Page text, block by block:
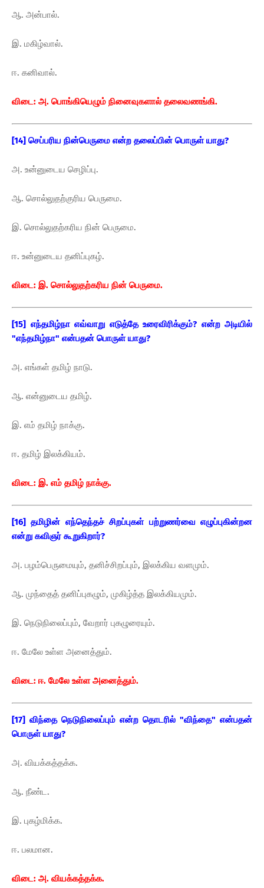
ஆ. அன்பால்.
இ. மகிழ்வால்.
ஈ. கனிவால்.
விடை: அ. பொங்கியெழும் நினைவுகளால் தலைவணங்கி.
[14] செப்பரிய நின்பெருமை என்ற தலைப்பின் பொருள் யாது?
அ. உன்னுடைய செழிப்பு.
ஆ. சொல்லுதற்குரிய பெருமை.
இ. சொல்லுதற்கரிய நின் பெருமை.
ஈ. உன்னுடைய தனிப்புகழ்.
விடை: இ. சொல்லுதற்கரிய நின் பெருமை.
[15] எந்தமிழ்நா எவ்வாறு எடுத்தே உரைவிரிக்கும்? என்ற அடியில்
"எந்தமிழ்நா" என்பதன் பொருள் யாது?
அ. எங்கள் தமிழ் நாடு.
ஆ. என்னுடைய தமிழ்.
இ. எம் தமிழ் நாக்கு.
ஈ. தமிழ் இலக்கியம்.
விடை: இ. எம் தமிழ் நாக்கு.
[16] தமிழின் எந்தெந்தச் சிறப்புகள் பற்றுணர்வை எழுப்புகின்றன
என்று கவிஞர் கூறுகிறார்?
அ. பழம்பெருமையும், தனிச்சிறப்பும், இலக்கிய வளமும்.
ஆ. முந்தைத் தனிப்புகழும், முகிழ்த்த இலக்கியமும்.
இ. நெடுநிலைப்பும், வேறார் புகழுரையும்.
ஈ. மேலே உள்ள அனைத்தும்.
விடை: ஈ. மேலே உள்ள அனைத்தும்.
[17] விந்தை நெடுநிலைப்பும் என்ற தொடரில் "விந்தை" என்பதன்
பொருள் யாது?
அ. வியக்கத்தக்க.
ஆ. நீண்ட.
இ. புகழ்மிக்க.
ஈ. பலமான.
விடை: அ. வியக்கத்தக்க.